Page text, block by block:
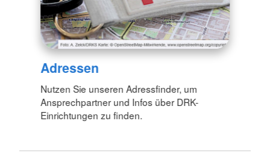
Adressen
Nutzen Sie unseren Adressfinder, um
Ansprechpartner und Infos über DRK-
Einrichtungen zu finden.